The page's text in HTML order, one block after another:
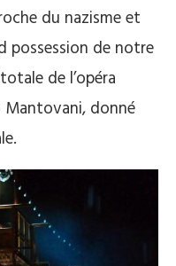
du nazisme et
possession de notre
de l’opéra
donné